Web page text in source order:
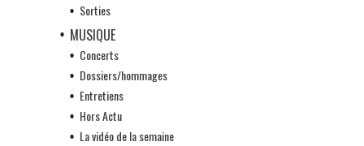
Sorties
MUSIQUE
Concerts
Dossiers/hommages
Entretiens
Hors Actu
La vidéo de la semaine